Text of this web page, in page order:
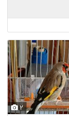
2